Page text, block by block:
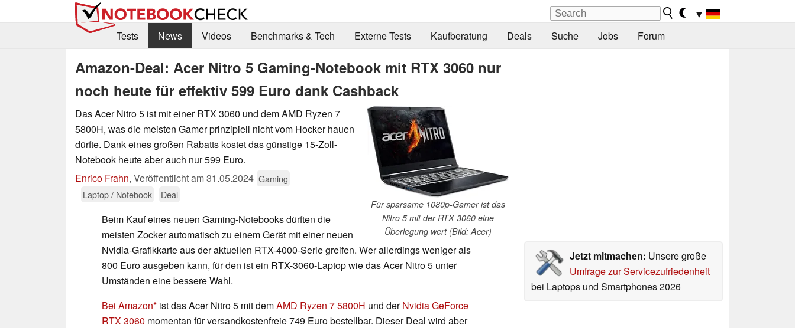
▼
Tests
News Videos Benchmarks & Tech Externe Tests Kaufberatung Deals Suche Jobs Forum
Amazon-Deal: Acer Nitro 5 Gaming-Notebook mit RTX 3060 nur
noch heute für effektiv 599 Euro dank Cashback
Für sparsame 1080p-Gamer ist das
Nitro 5 mit der RTX 3060 eine
Überlegung wert (Bild: Acer)
Das Acer Nitro 5 ist mit einer RTX 3060 und dem AMD Ryzen 7
5800H, was die meisten Gamer prinzipiell nicht vom Hocker hauen
dürfte. Dank eines großen Rabatts kostet das günstige 15-Zoll-
Notebook heute aber auch nur 599 Euro.
Enrico Frahn, Veröffentlicht am31.05.2024 Gaming
Laptop / Notebook
Deal
Jetzt mitmachen: Unsere große
Umfrage zur Servicezufriedenheit
bei Laptops und Smartphones 2026
Beim Kauf eines neuen Gaming-Notebooks dürften die
meisten Zocker automatisch zu einem Gerät mit einer neuen
Nvidia-Grafikkarte aus der aktuellen RTX-4000-Serie greifen. Wer allerdings weniger als
800 Euro ausgeben kann, für den ist ein RTX-3060-Laptop wie das Acer Nitro 5 unter
Umständen eine bessere Wahl.
Bei Amazon ist das Acer Nitro 5 mit demAMD Ryzen 7 5800H und derNvidia GeForce
RTX 3060 momentan für versandkostenfreie 749 Euro bestellbar. Dieser Deal wird aber